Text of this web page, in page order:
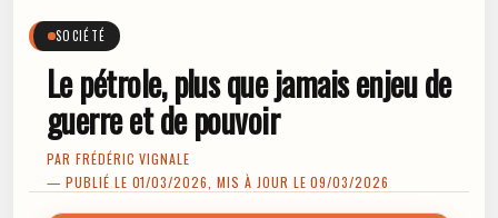
SOCIÉTÉ
Le pétrole, plus que jamais enjeu de
guerre et de pouvoir
PAR FRÉDÉRIC VIGNALE
— PUBLIÉ LE 01/03/2026, MIS À JOUR LE 09/03/2026